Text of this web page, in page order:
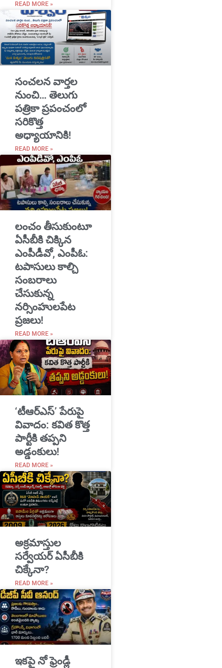
READ MORE »
సంచలన వార్తల
నుంచి… తెలుగు
పత్రికా ప్రపంచంలో
సరికొత్త
అధ్యాయానికి!
READ MORE »
​లంచం తీసుకుంటూ
ఏసీబీకి చిక్కిన
ఎంపీడీవో, ఎంపీఓ:
టపాసులు కాల్చి
సంబరాలు
చేసుకున్న
నర్సింహులపేట
ప్రజలు!
READ MORE »
‘టీఆర్ఎస్’ పేరుపై
వివాదం: కవిత కొత్త
పార్టీకి తప్పని
అడ్డంకులు!
READ MORE »
అక్రమాస్తుల
సర్వేయర్ ఏసీబీకి
చిక్కేనా?
READ MORE »
ఇకపై నో ఫ్రెండ్లీ